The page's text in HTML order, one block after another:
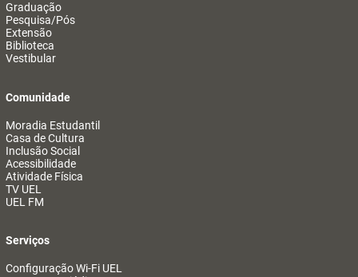
Graduação
Pesquisa/Pós
Extensão
Biblioteca
Vestibular
Comunidade
Moradia Estudantil
Casa de Cultura
Inclusão Social
Acessibilidade
Atividade Física
TV UEL
UEL FM
Serviços
Configuração Wi-Fi UEL